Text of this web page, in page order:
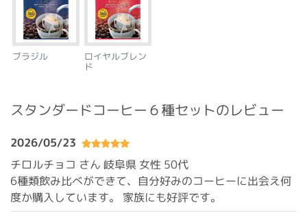
ブラジル ロイヤルブレン
ド
スタンダードコーヒー６種セットのレビュー
2026/05/23
チロルチョコ さん 岐阜県 女性 50代
6種類飲み比べができて、自分好みのコーヒーに出会え何
度か購入しています。 家族にも好評です。